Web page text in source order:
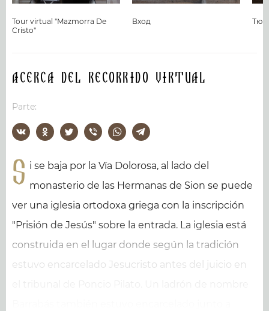
Tour virtual "Mazmorra De
Cristo"
Вход
Acerca del recorrido virtual
Parte:
S i se baja por la Vía Dolorosa, al lado del
monasterio de las Hermanas de Sion se puede
ver una iglesia ortodoxa griega con la inscripción
"Prisión de Jesús" sobre la entrada. La iglesia está
construida en el lugar donde según la tradición
estuvo encarcelado Jesucristo antes del juicio en